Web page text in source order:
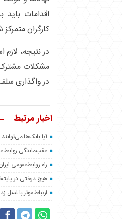
اقدامات
کارگران
در نتیجه،
مشکلات
در واگذاری
اخبار مرتبط
آیا بانک‌ها
عقب‌ماندگی روابط
راه روابط‌عمومی
هیچ درختی در پایتخت قطع نمی‌شود/
ارتباط موثر با نسل زد